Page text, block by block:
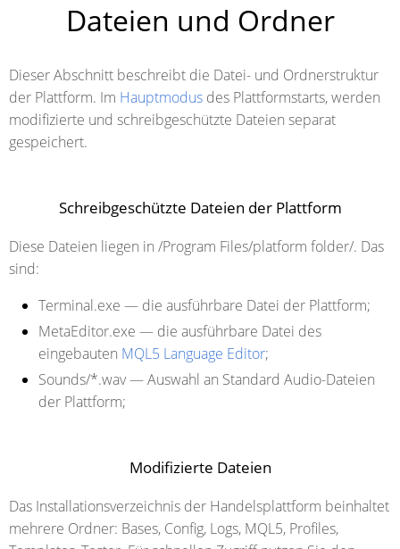
Dateien und Ordner
Dieser Abschnitt beschreibt die Datei- und Ordnerstruktur
der Plattform. Im Hauptmodus des Plattformstarts, werden
modifizierte und schreibgeschützte Dateien separat
gespeichert.
Schreibgeschützte Dateien der Plattform
Diese Dateien liegen in /Program Files/platform folder/. Das
sind:
Terminal.exe — die ausführbare Datei der Plattform;
MetaEditor.exe — die ausführbare Datei des
eingebauten MQL5 Language Editor;
Sounds/*.wav— Auswahl an Standard Audio-Dateien
der Plattform;
Modifizierte Dateien
Das Installationsverzeichnis der Handelsplattform beinhaltet
mehrere Ordner: Bases, Config, Logs, MQL5, Profiles,